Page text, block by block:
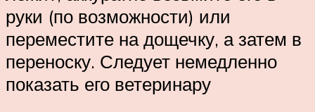
руки (по возможности) или
переместите на дощечку, а затем в
переноску. Следует немедленно
показать его ветеринару